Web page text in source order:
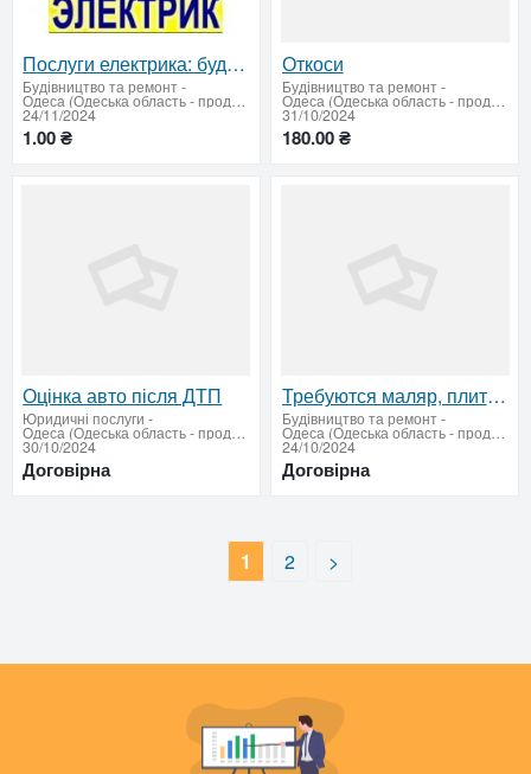
Послуги електрика: будь-яка складність – швидко та якісно
Будівництво та ремонт-
Одеса (Одеська область - продати купити)
24/11/2024
1.00 ₴
Откоси
Будівництво та ремонт-
Одеса (Одеська область - продати купити)
31/10/2024
180.00 ₴
Оцінка авто після ДТП
Юридичні послуги -
Одеса (Одеська область - продати купити)
30/10/2024
Договірна
Требуются маляр, плиточник и разнорабочий на стройку в районе Таирова
Будівництво та ремонт-
Одеса (Одеська область - продати купити)
24/10/2024
Договірна
1 2 >